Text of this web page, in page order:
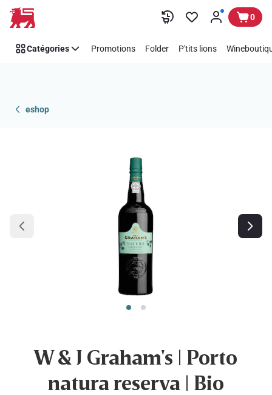
Passer 0
Catégories Promotions Folder P'tits lions
eshop
W & J Graham's | Porto
natura reserva | Bio